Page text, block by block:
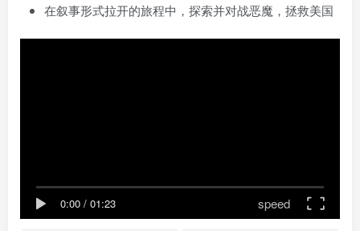
在叙事形式拉开的旅程中，探索并对战恶魔，拯救美国
0:00 / 01:23 speed